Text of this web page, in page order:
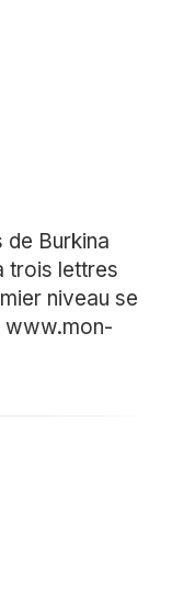
de Burkina
trois lettres
niveau se
www.mon-